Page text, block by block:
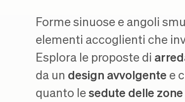
Forme sinuose e angoli
elementi accoglienti che
Esplora le proposte di
da un design avvolgente e
quanto le sedute delle